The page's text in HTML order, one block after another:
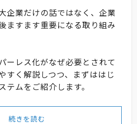
企業だけの話ではなく、企業
ますます重要になる取り組み
ーレス化がなぜ必要とされて
すく解説しつつ、まずははじ
テムをご紹介します。
続きを読む